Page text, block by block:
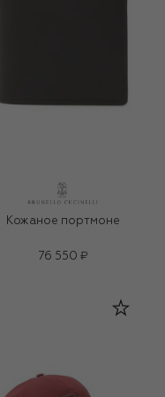
Кожаное портмоне
76 550 ₽